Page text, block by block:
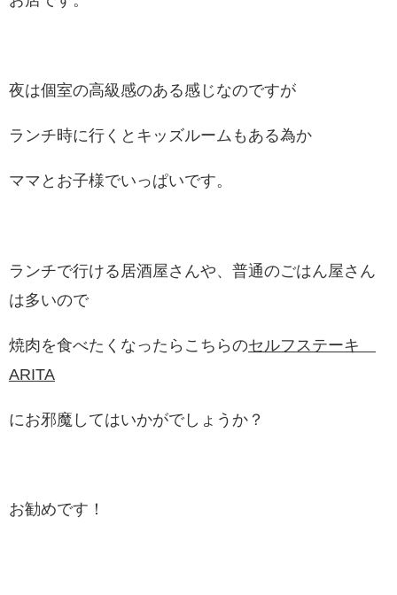
夜は個室の高級感のある感じなのですが
ランチ時に行くとキッズルームもある為か
ママとお子様でいっぱいです。
ランチで行ける居酒屋さんや、普通のごはん屋さん
は多いので
焼肉を食べたくなったらこちらのセルフステーキ
ARITA
にお邪魔してはいかがでしょうか？
お勧めです！